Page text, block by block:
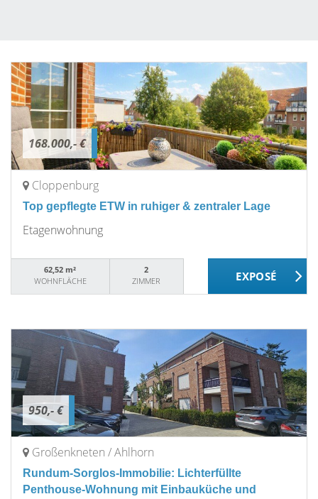
168.000,- €
Cloppenburg
Top gepflegte ETW in ruhiger & zentraler Lage
Etagenwohnung
62,52 m²
WOHNFLÄCHE
2
ZIMMER
950,- €
Großenkneten / Ahlhorn
Rundum-Sorglos-Immobilie: Lichterfüllte
Penthouse-Wohnung mit Einbauküche und